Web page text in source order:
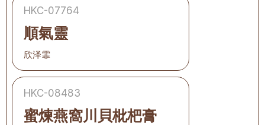
HKC-07764
順氣靈
欣泽霏
HKC-08483
蜜煉燕窩川貝枇杷膏